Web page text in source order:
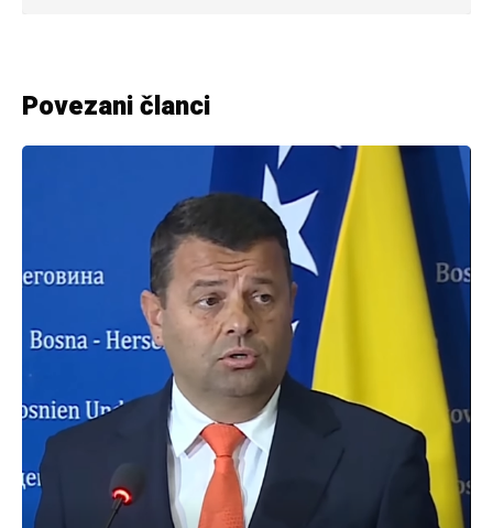
Povezani članci